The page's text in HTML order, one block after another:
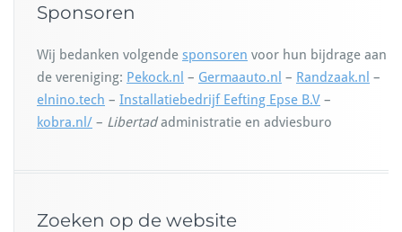
Sponsoren
Wij bedanken volgende sponsoren voor hun bijdrage aan
de vereniging: Pekock.nl – Germaauto.nl – Randzaak.nl –
elnino.tech – Installatiebedrijf Eefting Epse B.V –
kobra.nl/ – Libertadadministratie en adviesburo
Zoeken op de website